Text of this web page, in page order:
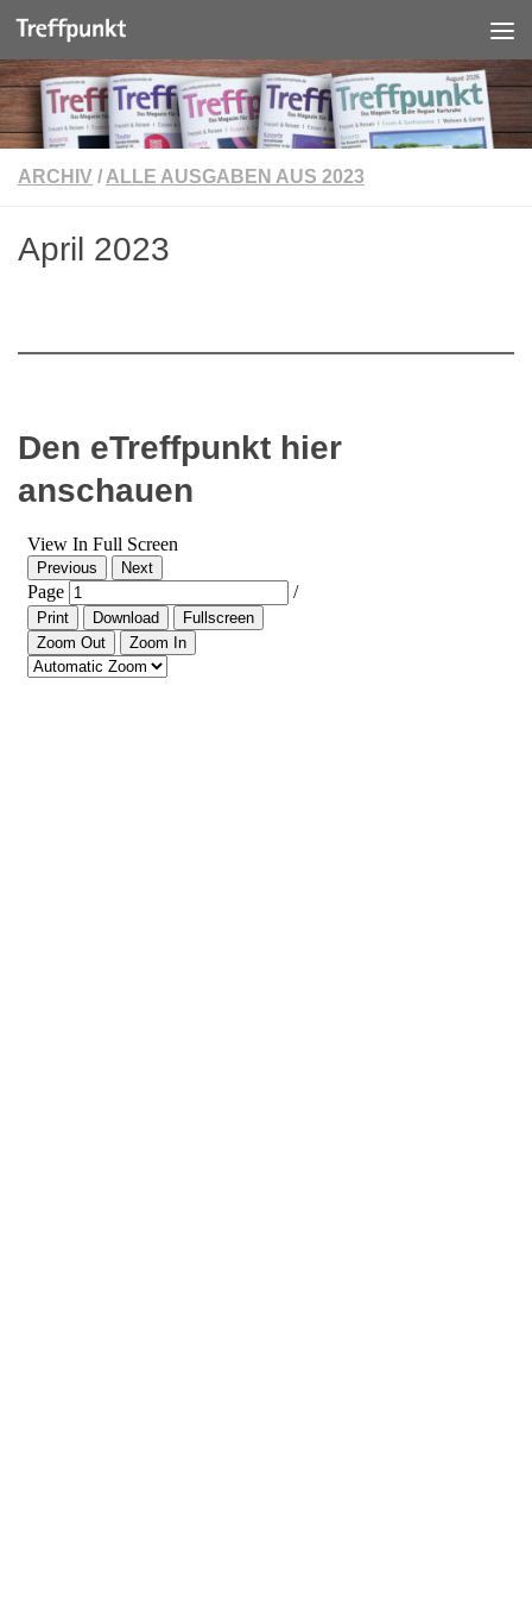
Unter dem Inhalt
ARCHIV / ALLE AUSGABEN AUS 2023
April 2023
Den eTreffpunkt hier
anschauen